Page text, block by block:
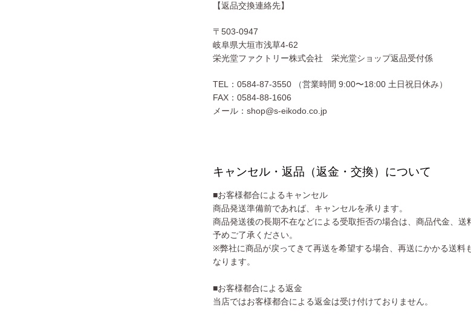
【返品交換連絡先】
〒503-0947
岐阜県大垣市浅草4-62
栄光堂ファクトリー株式会社 栄光堂ショップ返品受付係
TEL：0584-87-3550 （営業時間 9:00〜18:00 土日祝日休み）
FAX：0584-88-1606
メール：shop@s-eikodo.co.jp
キャンセル・返品（返金・交換）について
■お客様都合によるキャンセル
商品発送準備前であれば、キャンセルを承ります。
商品発送後の長期不在などによる受取拒否の場合は、商品代金、送
予めご了承ください。
※弊社に商品が戻ってきて再送を希望する場合、再送にかかる送料
なります。
■お客様都合による返金
当店ではお客様都合による返金は受け付けておりません。